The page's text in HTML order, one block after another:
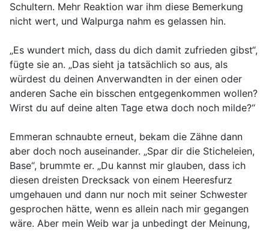
Schultern. Mehr Reaktion war ihm diese Bemerkung
nicht wert, und Walpurga nahm es gelassen hin.
„Es wundert mich, dass du dich damit zufrieden gibst“,
fügte sie an. „Das sieht ja tatsächlich so aus, als
würdest du deinen Anverwandten in der einen oder
anderen Sache ein bisschen entgegenkommen wollen?
Wirst du auf deine alten Tage etwa doch noch milde?“
Emmeran schnaubte erneut, bekam die Zähne dann
aber doch noch auseinander. „Spar dir die Sticheleien,
Base“, brummte er. „Du kannst mir glauben, dass ich
diesen dreisten Drecksack von einem Heeresfurz
umgehauen und dann nur noch mit seiner Schwester
gesprochen hätte, wenn es allein nach mir gegangen
wäre. Aber mein Weib war ja unbedingt der Meinung,